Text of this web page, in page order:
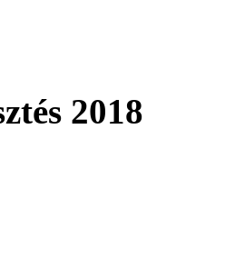
2018